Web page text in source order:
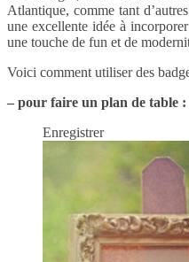
Atlantique, comme tant
une excellente idée à
une touche de fun et de
Voici comment utiliser des
– pour faire un plan de table :
Enregistrer